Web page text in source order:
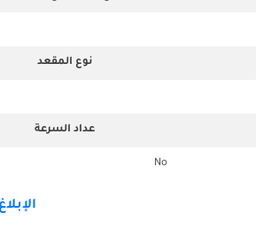
نوع المقعد
عداد السرعة
No